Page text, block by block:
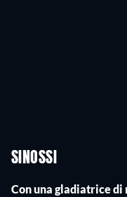
SINOSSI
Con una gladiatrice